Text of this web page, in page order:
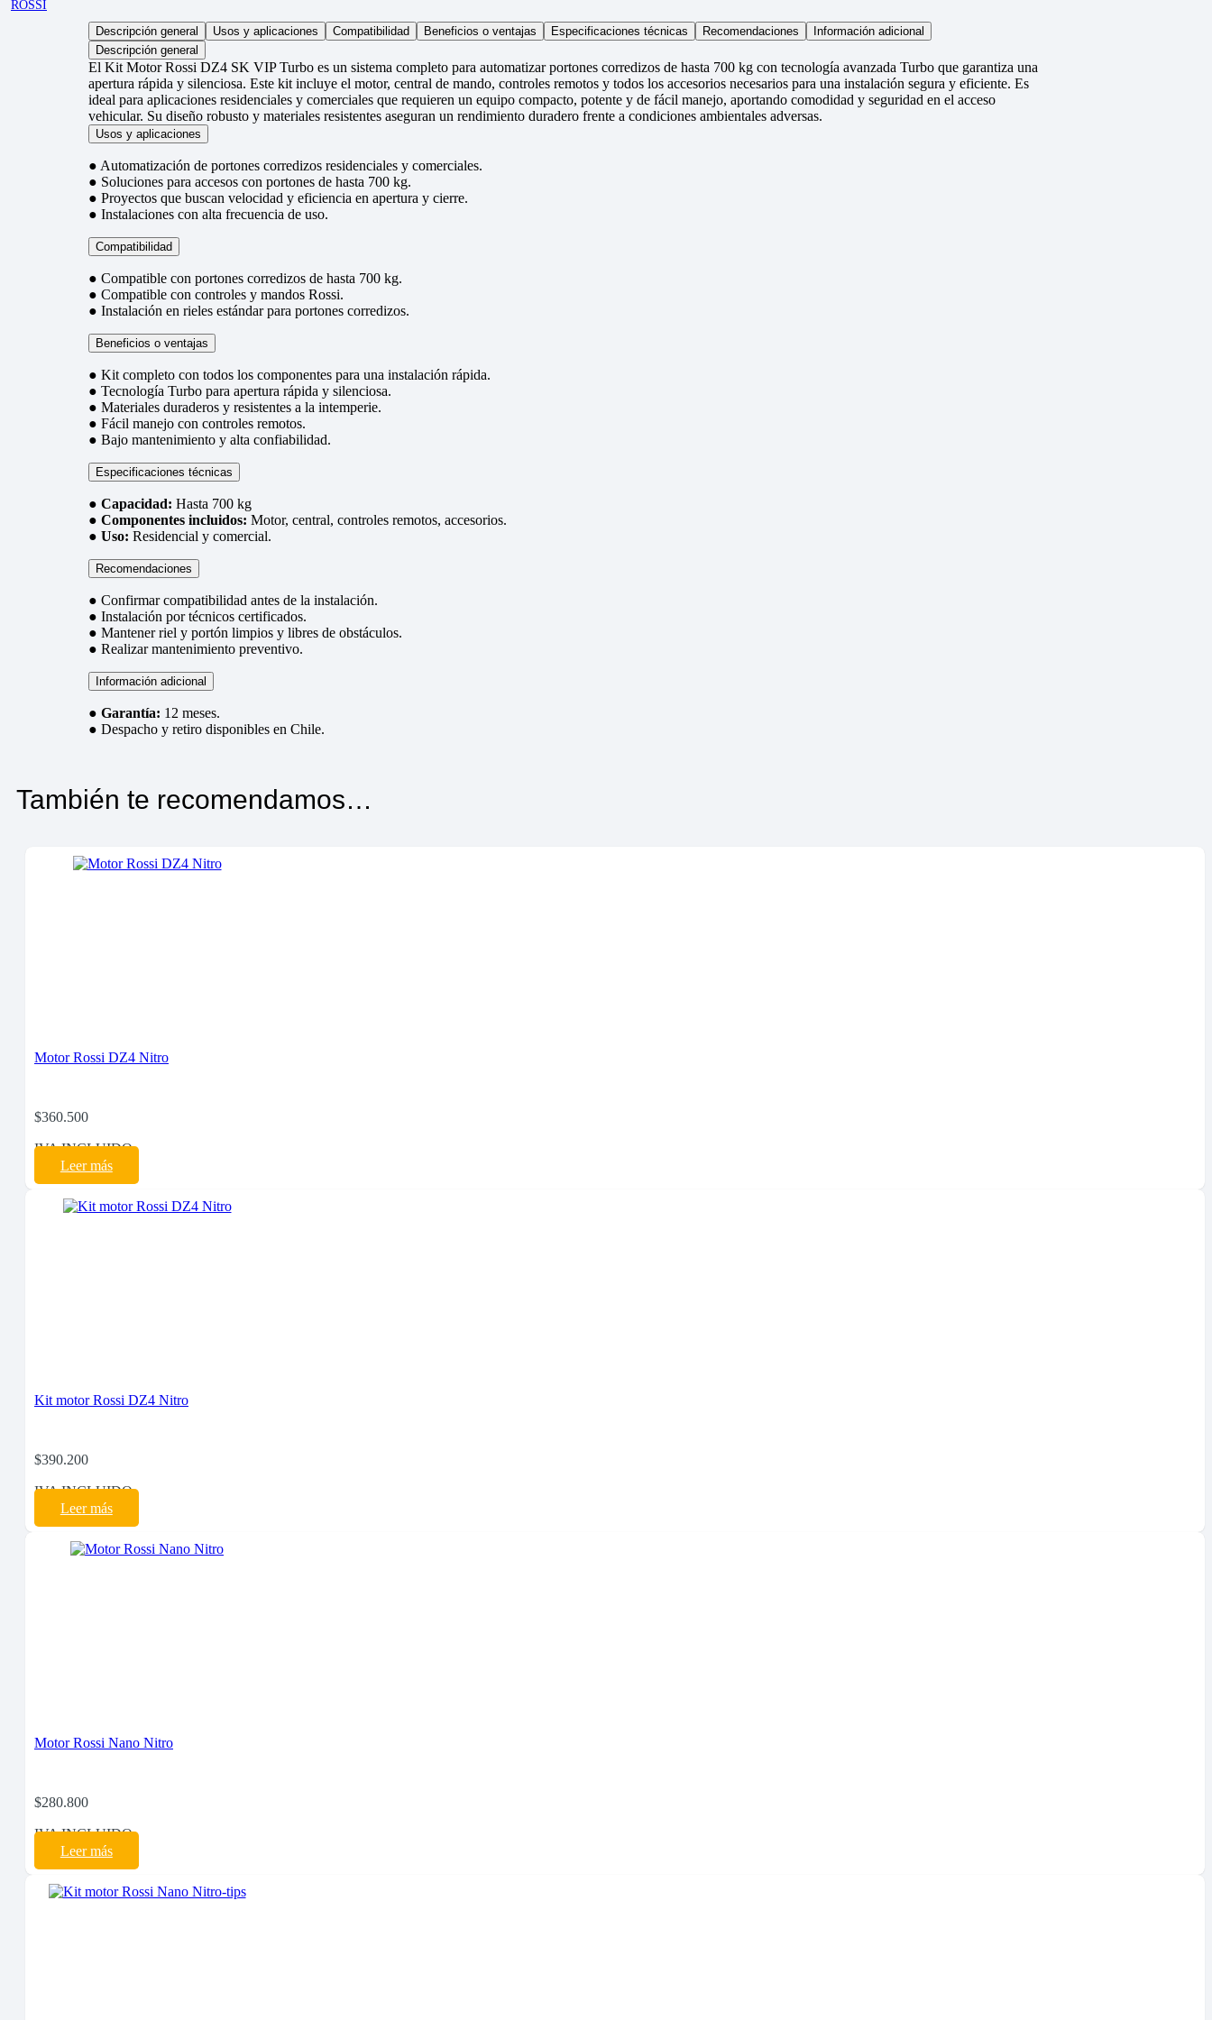
ROSSI
Descripción general
Usos y aplicaciones Compatibilidad Beneficios o ventajas Especificaciones técnicas Recomendaciones
Información adicional
Descripción general
El Kit Motor Rossi DZ4 SK VIP Turbo es un sistema completo para automatizar portones corredizos de hasta 700 kg con tecnología avanzada Turbo que garantiza una
apertura rápida y silenciosa. Este kit incluye el motor, central de mando, controles remotos y todos los accesorios necesarios para una instalación segura y eficiente. Es
ideal para aplicaciones residenciales y comerciales que requieren un equipo compacto, potente y de fácil manejo, aportando comodidad y seguridad en el acceso
vehicular. Su diseño robusto y materiales resistentes aseguran un rendimiento duradero frente a condiciones ambientales adversas.
Usos y aplicaciones
● Automatización de portones corredizos residenciales y comerciales.
● Soluciones para accesos con portones de hasta 700 kg.
● Proyectos que buscan velocidad y eficiencia en apertura y cierre.
● Instalaciones con alta frecuencia de uso.
Compatibilidad
● Compatible con portones corredizos de hasta 700 kg.
● Compatible con controles y mandos Rossi.
● Instalación en rieles estándar para portones corredizos.
Beneficios o ventajas
● Kit completo con todos los componentes para una instalación rápida.
● Tecnología Turbo para apertura rápida y silenciosa.
● Materiales duraderos y resistentes a la intemperie.
● Fácil manejo con controles remotos.
● Bajo mantenimiento y alta confiabilidad.
Especificaciones técnicas
● Capacidad: Hasta 700 kg
● Componentes incluidos: Motor, central, controles remotos, accesorios.
● Uso: Residencial y comercial.
Recomendaciones
● Confirmar compatibilidad antes de la instalación.
● Instalación por técnicos certificados.
● Mantener riel y portón limpios y libres de obstáculos.
● Realizar mantenimiento preventivo.
Información adicional
● Garantía: 12 meses.
● Despacho y retiro disponibles en Chile.
También te recomendamos…
Motor Rossi DZ4 Nitro
$360.500
IVA INCLUIDO
Leer más
Kit motor Rossi DZ4 Nitro
$390.200
IVA INCLUIDO
Leer más
Motor Rossi Nano Nitro
$280.800
IVA INCLUIDO
Leer más